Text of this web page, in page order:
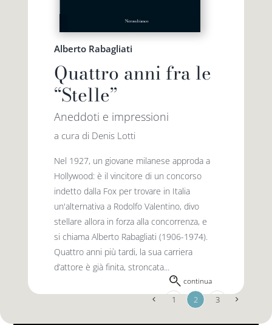
Alberto Rabagliati
Quattro anni fra le
“Stelle”
Aneddoti e impressioni
a cura di Denis Lotti
Nel 1927, un giovane milanese approda a
Hollywood: è il vincitore di un concorso
indetto dalla Fox per trovare in Italia
un'alternativa a Rodolfo Valentino, divo
stellare allora in forza alla concorrenza, e
si chiama Alberto Rabagliati (1906-1974).
Quattro anni più tardi, la sua carriera
d’attore è già finita, stroncata...
continua
1 2 3